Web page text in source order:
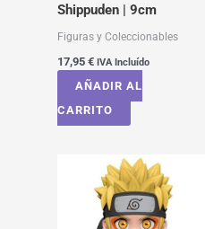
Shippuden | 9cm
Figuras y Coleccionables
17,95 € IVA Incluído
AÑADIR AL
CARRITO